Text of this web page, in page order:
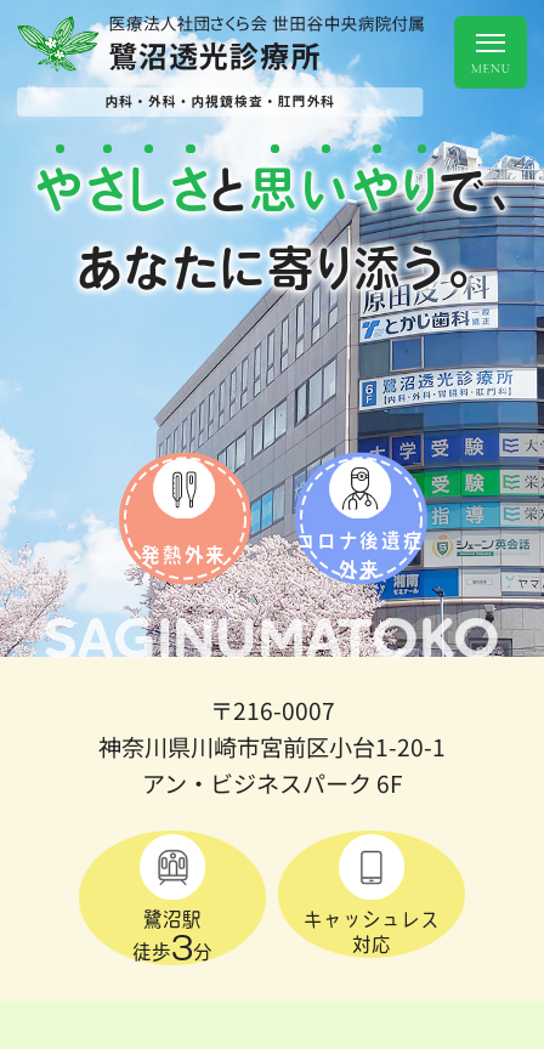
やさ しさと思いやりで、
あなたに寄り添う。
SAGINUMATOKO
発熱外来
コロナ後遺症
外来
〒216-0007
神奈川県川崎市宮前区小台1-20-1
アン・ビジネスパーク 6F
鷺沼駅
徒歩3分
キャッシュレス
対応